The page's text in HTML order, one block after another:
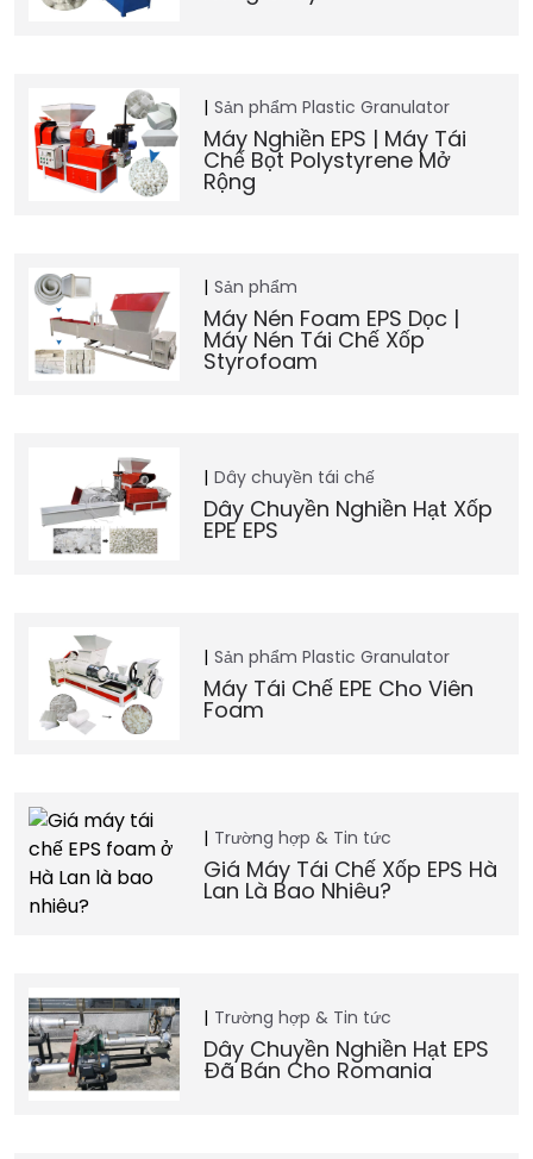
Sản phẩm Plastic Granulator
Máy Nghiền EPS | Máy Tái
Chế Bọt Polystyrene Mở
Rộng
Sản phẩm
Máy Nén Foam EPS Dọc |
Máy Nén Tái Chế Xốp
Styrofoam
Dây chuyền tái chế
Dây Chuyền Nghiền Hạt Xốp
EPE EPS
Sản phẩm Plastic Granulator
Máy Tái Chế EPE Cho Viên
Foam
Trường hợp & Tin tức
Giá Máy Tái Chế Xốp EPS Hà
Lan Là Bao Nhiêu?
Trường hợp & Tin tức
Dây Chuyền Nghiền Hạt EPS
Đã Bán Cho Romania